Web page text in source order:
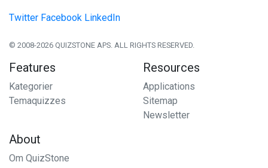
Twitter Facebook LinkedIn
© 2008-2026 QUIZSTONE APS. ALL RIGHTS RESERVED.
Features
Kategorier
Temaquizzes
Resources
Applications
Sitemap
Newsletter
About
Om QuizStone